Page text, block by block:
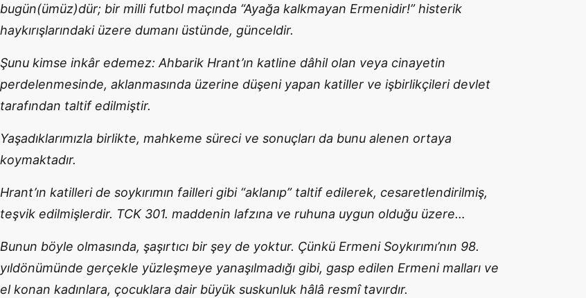
bugün(ümüz)dür; bir milli futbol maçında “Ayağa kalkmayan Ermenidir!” histerik
haykırışlarındaki üzere dumanı üstünde, günceldir.
Şunu kimse inkâr edemez: Ahbarik Hrant’ın katline dâhil olan veya cinayetin
perdelenmesinde, aklanmasında üzerine düşeni yapan katiller ve işbirlikçileri devlet
tarafından taltif edilmiştir.
Yaşadıklarımızla birlikte, mahkeme süreci ve sonuçları da bunu alenen ortaya
koymaktadır.
Hrant’ın katilleri de soykırımın failleri gibi “aklanıp” taltif edilerek, cesaretlendirilmiş,
teşvik edilmişlerdir. TCK 301. maddenin lafzına ve ruhuna uygun olduğu üzere…
Bunun böyle olmasında, şaşırtıcı bir şey de yoktur. Çünkü Ermeni Soykırımı’nın 98.
yıldönümünde gerçekle yüzleşmeye yanaşılmadığı gibi, gasp edilen Ermeni malları ve
el konan kadınlara, çocuklara dair büyük suskunluk hâlâ resmî tavırdır.